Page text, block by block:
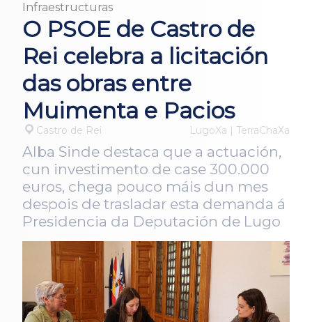
Infraestructuras
O PSOE de Castro de
Rei celebra a licitación
das obras entre
Muimenta e Pacios
Castro de Rei LugoXa | TerraChaXa
Alba Sinde destaca que a actuación,
cun investimento de case 300.000
euros, chega pouco máis dun mes
despois de trasladar esta demanda á
Presidencia da Deputación de Lugo